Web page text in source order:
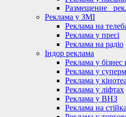
Размещение_
Реклама у ЗМІ
Реклама на
Реклама у пресі
Реклама на радіо
Індор реклама
Реклама у бізнес
Реклама у
Реклама у
Реклама у ліфтах
Реклама у ВНЗ
Реклама на